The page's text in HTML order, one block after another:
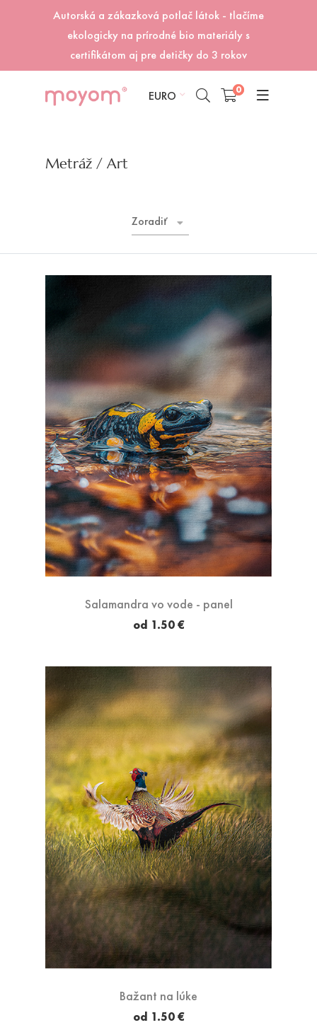
Autorská a zákazková potlač látok - tlačíme
ekologicky na prírodné bio materiály s
certifikátom aj pre detičky do 3 rokov
EURO 0
Metráž / Art
Zoradiť
Salamandra vo vode - panel
od 1.50 €
Bažant na lúke
od 1.50 €